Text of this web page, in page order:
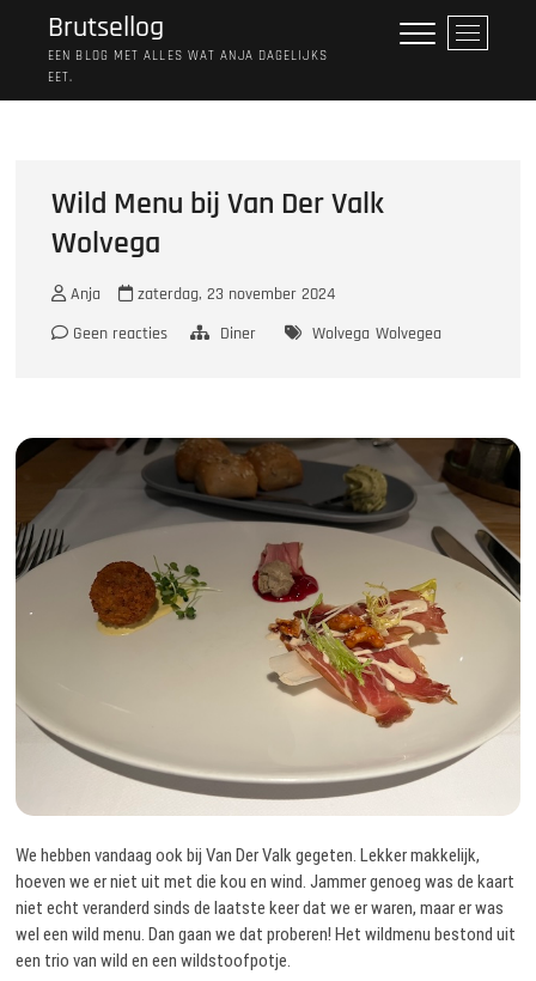
Brutsellog
EEN BLOG MET ALLES WAT ANJA DAGELIJKS
EET.
M
e
Wild Menu bij Van Der Valk
Wolvega
Anja
zaterdag, 23 november 2024
Geen reacties
Diner Wolvega Wolvegea
We hebben vandaag ook bij Van Der Valk gegeten. Lekker makkelijk,
hoeven we er niet uit met die kou en wind. Jammer genoeg was de kaart
niet echt veranderd sinds de laatste keer dat we er waren, maar er was
wel een wild menu. Dan gaan we dat proberen! Het wildmenu bestond uit
een trio van wild en een wildstoofpotje.